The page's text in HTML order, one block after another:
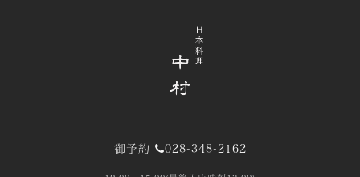
御予約 028-348-2162